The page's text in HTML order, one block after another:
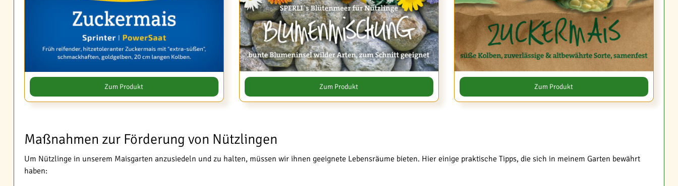
Zum Produkt Zum Produkt Zum Produkt
Maßnahmen zur Förderung von Nützlingen
Um Nützlinge in unserem Maisgarten anzusiedeln und zu halten, müssen wir ihnen geeignete Lebensräume bieten. Hier einige praktische Tipps, die sich in meinem Garten bewährt
haben: